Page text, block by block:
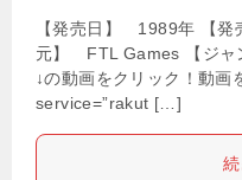
【発売日】 1989年 【
元】 FTL Games 【ジャ
↓の動画をクリック！動画
service=”rakut […]